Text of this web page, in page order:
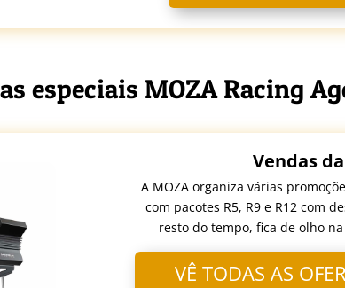
especiais MOZA Racing
Vendas
A MOZA organiza várias
com pacotes R5, R9 e R12 com
resto do tempo, fica de olho
VÊ TODAS AS